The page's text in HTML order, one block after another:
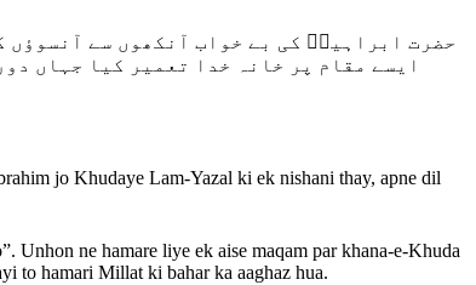
حضرت ابراہیمؑ کی بے خواب آنکھوں سے آنسوؤں
ایسے مقام پر خانہ خدا تعمیر کیا جہاں
jo Khudaye Lam-Yazal ki ek nishani thay, apne dil
Unhon ne hamare liye ek aise maqam par khana-e-Khuda
to hamari Millat ki bahar ka aaghaz hua.